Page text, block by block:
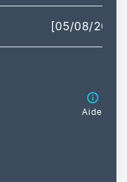
[05/08/2026]
Aide